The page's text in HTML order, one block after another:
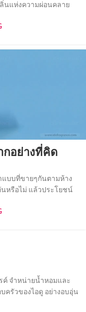
นแห่งความผ่อนคลาย
กอย่างที่คิด
แบบที่ขายๆกันตามห้าง
หรือไม่ แล้วประโยชน์
ค์ จำหน่ายน้ำหอมและ
ครัวของไอดู อย่างอบอุ่น